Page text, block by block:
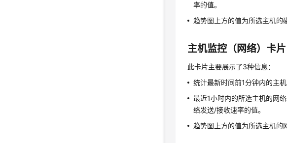
率的值。
趋势图上方的值为所选主机的
主机监控（网络）卡片
此卡片主要展示了3种信息：
统计最新时间前1分钟内的主
最近1小时内的所选主机的网
络发送/接收速率的值。
趋势图上方的值为所选主机的